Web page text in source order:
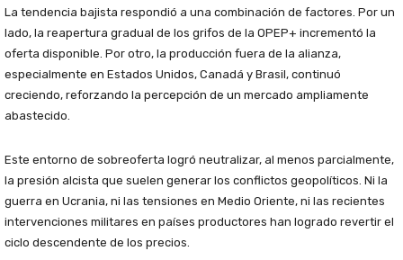
La tendencia bajista respondió a una combinación de factores. Por un
lado, la reapertura gradual de los grifos de la OPEP+ incrementó la
oferta disponible. Por otro, la producción fuera de la alianza,
especialmente en Estados Unidos, Canadá y Brasil, continuó
creciendo, reforzando la percepción de un mercado ampliamente
abastecido.
Este entorno de sobreoferta logró neutralizar, al menos parcialmente,
la presión alcista que suelen generar los conflictos geopolíticos. Ni la
guerra en Ucrania, ni las tensiones en Medio Oriente, ni las recientes
intervenciones militares en países productores han logrado revertir el
ciclo descendente de los precios.